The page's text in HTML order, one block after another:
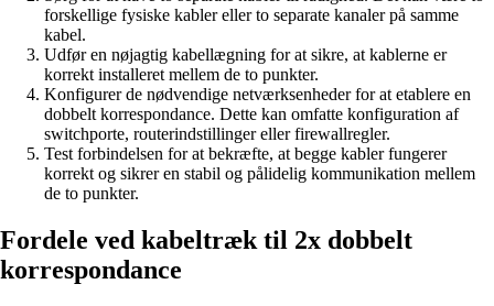
forskellige fysiske kabler eller to separate kanaler på samme
kabel.
Udfør en nøjagtig kabellægning for at sikre, at kablerne er
korrekt installeret mellem de to punkter.
Konfigurer de nødvendige netværksenheder for at etablere en
dobbelt korrespondance. Dette kan omfatte konfiguration af
switchporte, routerindstillinger eller firewallregler.
Test forbindelsen for at bekræfte, at begge kabler fungerer
korrekt og sikrer en stabil og pålidelig kommunikation mellem
de to punkter.
Fordele ved kabeltræk til 2x dobbelt
korrespondance